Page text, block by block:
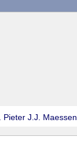
Pieter J.J. Maessen